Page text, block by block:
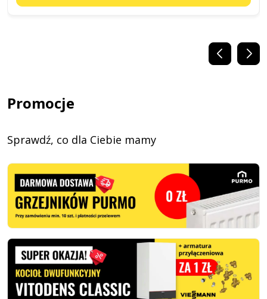
Promocje
Sprawdź, co dla Ciebie mamy